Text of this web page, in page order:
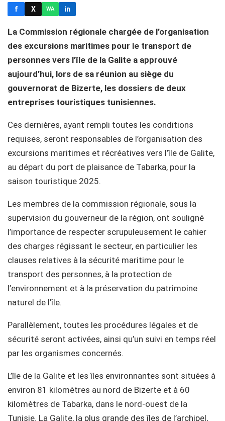
f X WA in
La Commission régionale chargée de l’organisation
des excursions maritimes pour le transport de
personnes vers l’île de la Galite a approuvé
aujourd’hui, lors de sa réunion au siège du
gouvernorat de Bizerte, les dossiers de deux
entreprises touristiques tunisiennes.
Ces dernières, ayant rempli toutes les conditions
requises, seront responsables de l’organisation des
excursions maritimes et récréatives vers l’île de Galite,
au départ du port de plaisance de Tabarka, pour la
saison touristique 2025.
Les membres de la commission régionale, sous la
supervision du gouverneur de la région, ont souligné
l’importance de respecter scrupuleusement le cahier
des charges régissant le secteur, en particulier les
clauses relatives à la sécurité maritime pour le
transport des personnes, à la protection de
l’environnement et à la préservation du patrimoine
naturel de l’île.
Parallèlement, toutes les procédures légales et de
sécurité seront activées, ainsi qu’un suivi en temps réel
par les organismes concernés.
L’île de la Galite et les îles environnantes sont situées à
environ 81 kilomètres au nord de Bizerte et à 60
kilomètres de Tabarka, dans le nord-ouest de la
Tunisie. La Galite, la plus grande des îles de l’archipel,